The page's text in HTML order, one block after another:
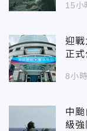
15小
迎
正
8小
中
級